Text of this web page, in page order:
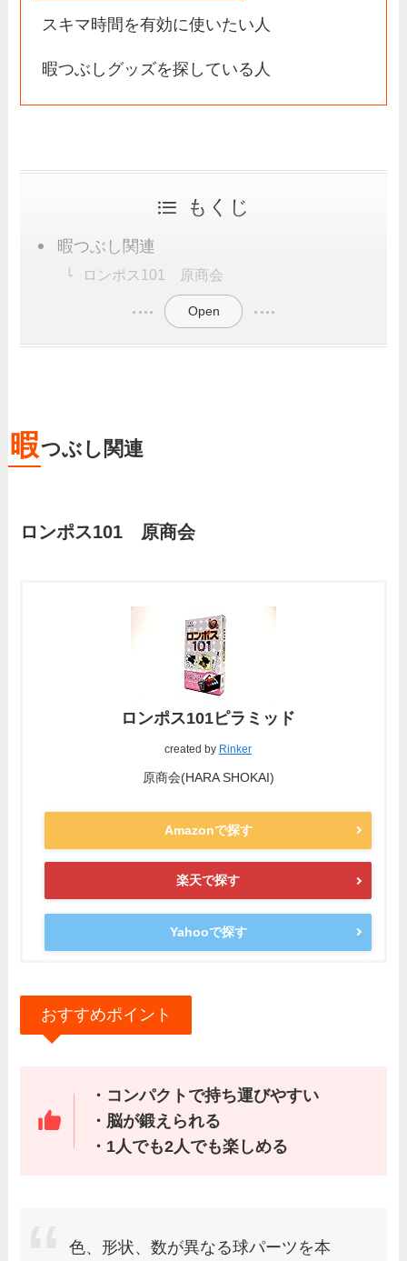
スキマ時間を有効に使いたい人
暇つぶしグッズを探している人
もくじ
暇つぶし関連
ロンポス101 原商会
Open
暇つぶし関連
ロンポス101 原商会
ロンポス101ピラミッド
created by Rinker
原商会(HARA SHOKAI)
Amazonで探す
楽天で探す
Yahooで探す
おすすめポイント
・コンパクトで持ち運びやすい
・脳が鍛えられる
・1人でも2人でも楽しめる
色、形状、数が異なる球パーツを本